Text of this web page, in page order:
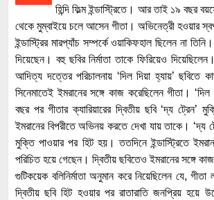
হিন্দি ফিল্ম ইন্ডাস্ট্রিতে। আর তাই ১৯ বছর
থেকে মুম্বাইয়ে চলে আসেন গীতা। অভিনেত্রী হওয়ার
ইন্ডাস্ট্রির মারপ্যাঁচ সম্পর্কে ওয়াকিফহাল ছিলেন না
দিয়েছেন। বহু ছবির নির্মাতা তাকে ফিরিয়েও
আদিত্য দত্তের পরিচালনায় ‘দিল দিয়া হ্যায়’ ছবিতে
সিনেমাতেই ইমরানের সঙ্গে কাজ করেছিলেন গীতা।
বছর পর গীতার ক্যারিয়ারের দ্বিতীয় ছবি ‘দ্য ট্রেন’
ইমরানের বিপরীতে অভিনয় করতে দেখা যায় তাকে। ‘দ্য
মুক্তি পাওয়ার পর হিট হয়। ততদিনে ইন্ডাস্ট্রিতে ইমরান
পরিচিত হয়ে গেছেন। দ্বিতীয় ছবিতেও ইমরানের সঙ্গে
গুটিকয়েক বলিনির্মাতা অনুমান করে নিয়েছিলেন যে,
দ্বিতীয় ছবি হিট হওয়ার পর রাতারাতি জনপ্রিয় হয়ে